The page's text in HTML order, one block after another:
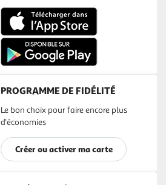
PROGRAMME DE FIDÉLITÉ
Le bon choix pour faire encore plus
d'économies
Créer ou activer ma carte